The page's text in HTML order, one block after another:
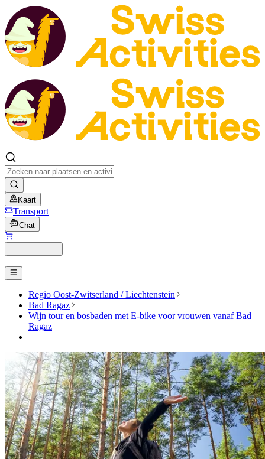
Kaart
Transport
Chat
Regio Oost-Zwitserland / Liechtenstein
Bad Ragaz
Wijn tour en bosbaden met E-bike voor vrouwen vanaf Bad
Ragaz